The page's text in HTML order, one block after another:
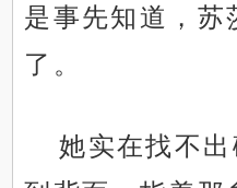
是事先知道，苏
了。
她实在找不